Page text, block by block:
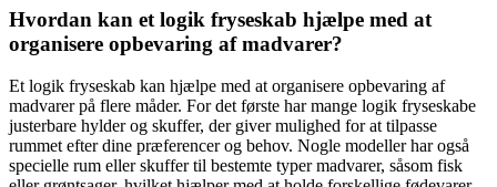
Hvordan kan et logik fryseskab hjælpe med at
organisere opbevaring af madvarer?
Et logik fryseskab kan hjælpe med at organisere opbevaring af
madvarer på flere måder. For det første har mange logik fryseskabe
justerbare hylder og skuffer, der giver mulighed for at tilpasse
rummet efter dine præferencer og behov. Nogle modeller har også
specielle rum eller skuffer til bestemte typer madvarer, såsom fisk